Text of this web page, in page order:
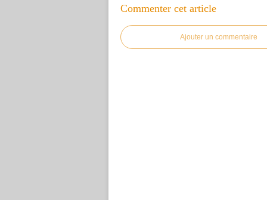
Commenter cet article
Ajouter un commentaire